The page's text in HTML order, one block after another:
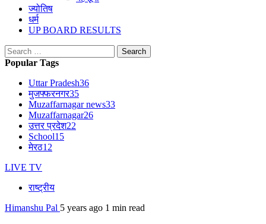
ज्योतिष
धर्म
UP BOARD RESULTS
Search
for:
Popular Tags
Uttar Pradesh36
मुजफ्फरनगर35
Muzaffarnagar news33
Muzaffarnagar26
उत्तर प्रदेश22
School15
मेरठ12
LIVE TV
राष्ट्रीय
Himanshu Pal 5 years ago 1 min read